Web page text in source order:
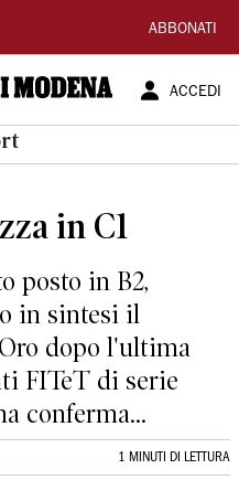
ABBONATI
ACCEDI
in C1
posto in B2,
in sintesi il
dopo l'ultima
FITeT di serie
conferma...
1 MINUTI DI LETTURA